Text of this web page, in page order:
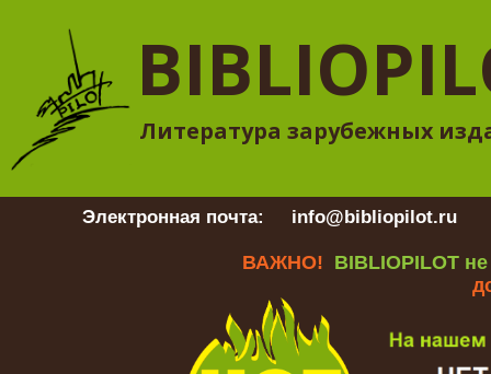
Литература зарубежных
Электронная почта: info@bibliopilot.ru
ВАЖНО! BIBLIOPILOT